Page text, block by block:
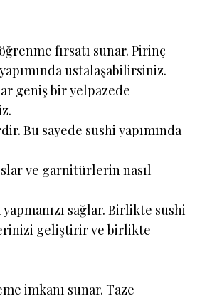
fırsatı sunar. Pirinç
ustalaşabilirsiniz.
geniş bir yelpazede
Bu sayede sushi yapımında
ve garnitürlerin nasıl
sağlar. Birlikte sushi
geliştirir ve birlikte
imkanı sunar. Taze